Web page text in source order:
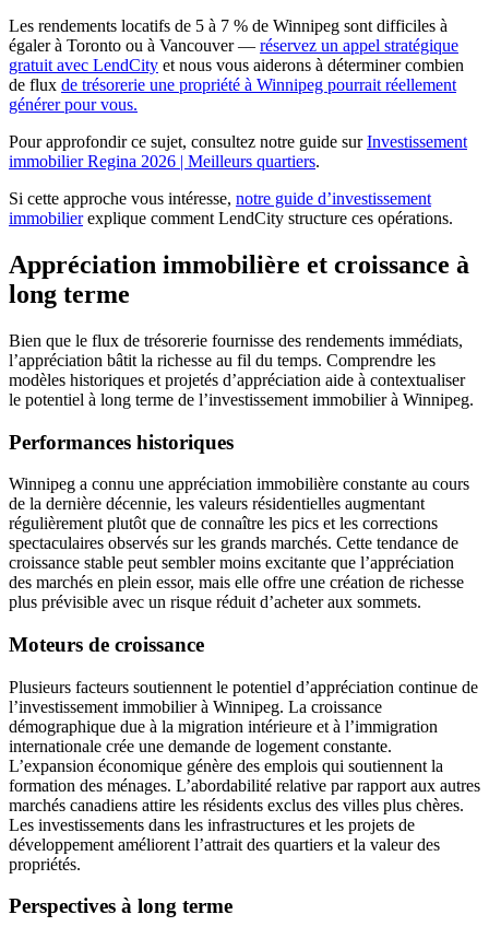
Les rendements locatifs de 5 à 7 % de Winnipeg sont difficiles à
égaler à Toronto ou à Vancouver — réservez un appel stratégique
gratuit avec LendCity et nous vous aiderons à déterminer combien
de flux de trésorerie une propriété à Winnipeg pourrait réellement
générer pour vous.
Pour approfondir ce sujet, consultez notre guide surInvestissement
immobilier Regina 2026 | Meilleurs quartiers.
Si cette approche vous intéresse, notre guide d’investissement
immobilierexplique comment LendCity structure ces opérations.
Appréciation immobilière et croissance à
long terme
Bien que le flux de trésorerie fournisse des rendements immédiats,
l’appréciation bâtit la richesse au fil du temps. Comprendre les
modèles historiques et projetés d’appréciation aide à contextualiser
le potentiel à long terme de l’investissement immobilier à Winnipeg.
Performances historiques
Winnipeg a connu une appréciation immobilière constante au cours
de la dernière décennie, les valeurs résidentielles augmentant
régulièrement plutôt que de connaître les pics et les corrections
spectaculaires observés sur les grands marchés. Cette tendance de
croissance stable peut sembler moins excitante que l’appréciation
des marchés en plein essor, mais elle offre une création de richesse
plus prévisible avec un risque réduit d’acheter aux sommets.
Moteurs de croissance
Plusieurs facteurs soutiennent le potentiel d’appréciation continue de
l’investissement immobilier à Winnipeg. La croissance
démographique due à la migration intérieure et à l’immigration
internationale crée une demande de logement constante.
L’expansion économique génère des emplois qui soutiennent la
formation des ménages. L’abordabilité relative par rapport aux autres
marchés canadiens attire les résidents exclus des villes plus chères.
Les investissements dans les infrastructures et les projets de
développement améliorent l’attrait des quartiers et la valeur des
propriétés.
Perspectives à long terme